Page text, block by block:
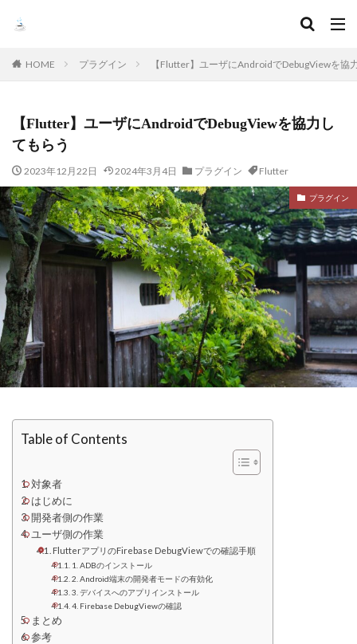
HOME プラグイン 【Flutter】ユーザにAndroidでDebugViewを協
【Flutter】ユーザにAndroidでDebugViewを協力し
てもらう
2023年12月22日 2024年3月4日 プラグイン Flutter
プラグイン
Table of Contents
対象者
はじめに
開発者側の作業
ユーザ側の作業
FlutterアプリのFirebase DebugViewでの確認手順
1. ADBのインストール
2. Android端末の開発者モードの有効化
3. デバイスへのアプリインストール
4. Firebase DebugViewの確認
まとめ
参考